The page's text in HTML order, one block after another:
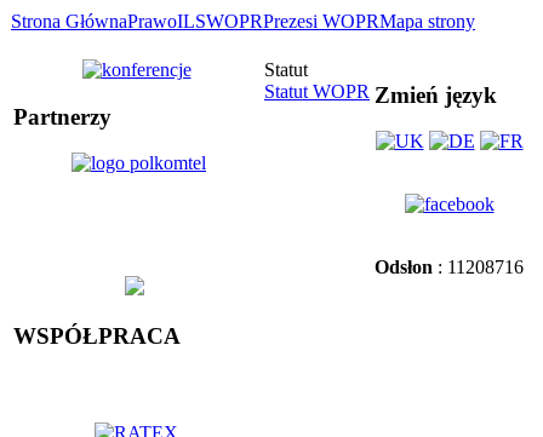
Strona GłównaPrawoILSWOPRPrezesi WOPRMapa strony
Partnerzy
WSPÓŁPRACA
Statut
Statut WOPR Zmień język
Odsłon : 11208716